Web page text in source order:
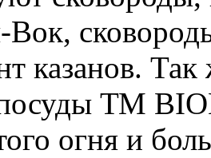
Вок,
казанов.
ТМ
огня и